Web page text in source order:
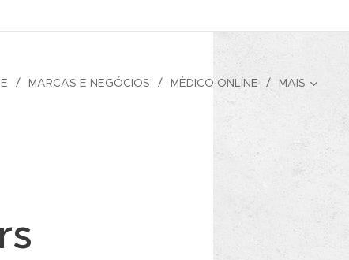
MARCAS E NEGÓCIOS MÉDICO ONLINE MAIS